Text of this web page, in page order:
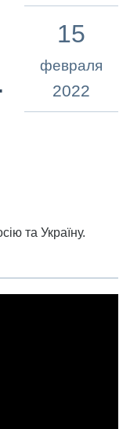
15
февраля
2022
та Україну.